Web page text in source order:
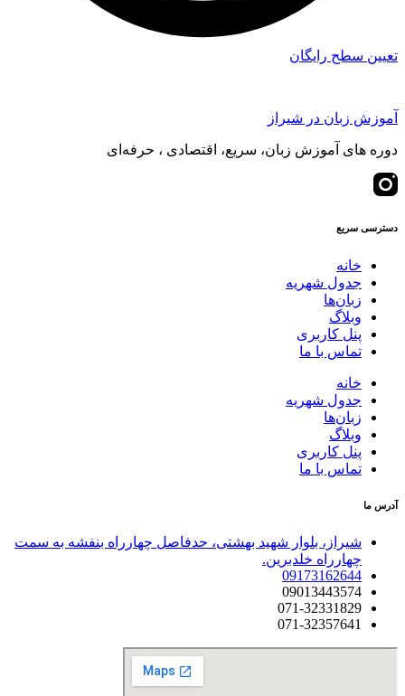
تعیین سطح رایگان
آموزش زبان در شیراز
دوره های آموزش زبان، سریع، اقتصادی ، حرفه‌ای
دسترسی سریع
خانه
جدول شهریه
زبان‌ها
وبلاگ
پنل کاربری
تماس با ما
خانه
جدول شهریه
زبان‌ها
وبلاگ
پنل کاربری
تماس با ما
آدرس ما
شیراز، بلوار شهید بهشتی، حدفاصل چهارراه بنفشه به سمت
چهارراه خلدبرین.
09173162644
09013443574
071-32331829
071-32357641